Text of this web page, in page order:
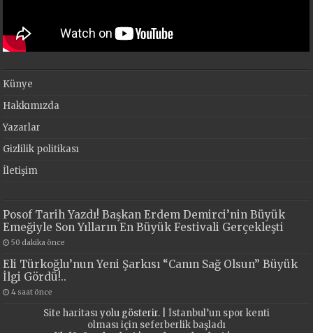
Künye
Hakkımızda
Yazarlar
Gizlilik politikası
İletişim
Posof Tarih Yazdı! Başkan Erdem Demirci’nin Büyük
Emeğiyle Son Yılların En Büyük Festivali Gerçekleşti
50 dakika önce
Eli Türkoğlu’nun Yeni Şarkısı “Canın Sağ Olsun” Büyük
İlgi Gördü!..
4 saat önce
Site haritasıyolu gösterir. | İstanbul’un spor kenti
olması için seferberlik başladı